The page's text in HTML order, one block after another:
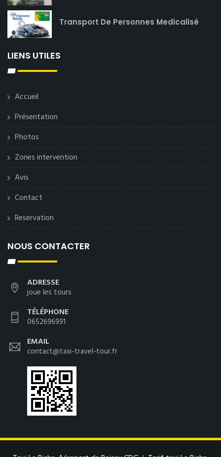
Transport De Personnes Medicalisé
LIENS UTILES
Accueil
Présentation
Photos
Zones intervention
Avis
Contact
Reservation
NOUS CONTACTER
ADRESSE
joue les tours
TÉLÉPHONE
0652696991
EMAIL
contact@taxi-travel-tour.fr